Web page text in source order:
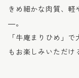
きめ細かな肉質、
―。
「牛庵まりひめ」
もお楽しみいただけ